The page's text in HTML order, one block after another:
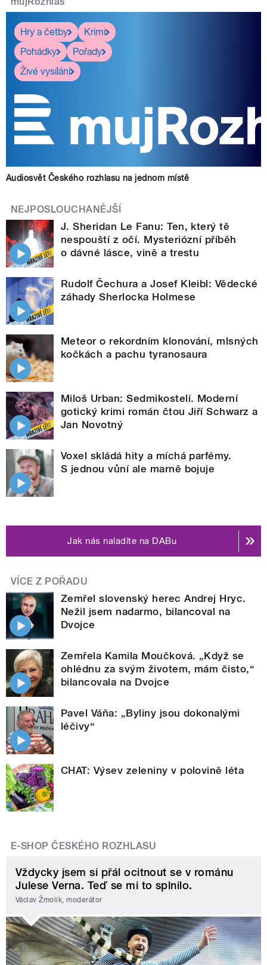
Hry a četby
Krimi
Pohádky
Pořady
Živé vysílání
Audiosvět Českého rozhlasu na jednom místě
NEJPOSLOUCHANĚJŠÍ
J. Sheridan Le Fanu: Ten, který tě
nespouští z očí. Mysteriózní příběh
o dávné lásce, vině a trestu
Rudolf Čechura a Josef Kleibl: Vědecké
záhady Sherlocka Holmese
Meteor o rekordním klonování, mlsných
kočkách a pachu tyranosaura
Miloš Urban: Sedmikostelí. Moderní
gotický krimi román čtou Jiří Schwarz a
Jan Novotný
Voxel skládá hity a míchá parfémy.
S jednou vůní ale marně bojuje
Jak nás naladíte na DABu
VÍCE Z POŘADU
Zemřel slovenský herec Andrej Hryc.
Nežil jsem nadarmo, bilancoval na
Dvojce
Zemřela Kamila Moučková. „Když se
ohlédnu za svým životem, mám čisto,“
bilancovala na Dvojce
Pavel Váňa: „Byliny jsou dokonalými
léčivy“
CHAT: Výsev zeleniny v polovině léta
E-SHOP ČESKÉHO ROZHLASU
Vždycky jsem si přál ocitnout se v románu
Julese Verna. Teď se mi to splnilo.
Václav Žmolík, moderátor